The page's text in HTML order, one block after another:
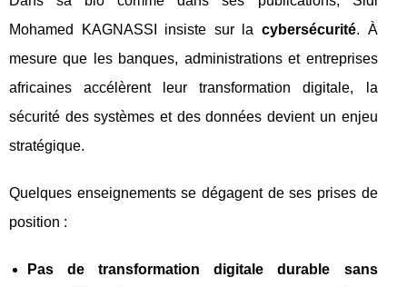
Mohamed KAGNASSI insiste sur la cybersécurité. À
mesure que les banques, administrations et entreprises
africaines accélèrent leur transformation digitale, la
sécurité des systèmes et des données devient un enjeu
stratégique.
Quelques enseignements se dégagent de ses prises de
position :
Pas de transformation digitale durable sans